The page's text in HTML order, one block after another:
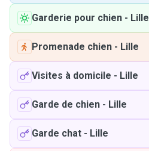
Garderie pour chien - Lille
Promenade chien - Lille
Visites à domicile - Lille
Garde de chien - Lille
Garde chat - Lille